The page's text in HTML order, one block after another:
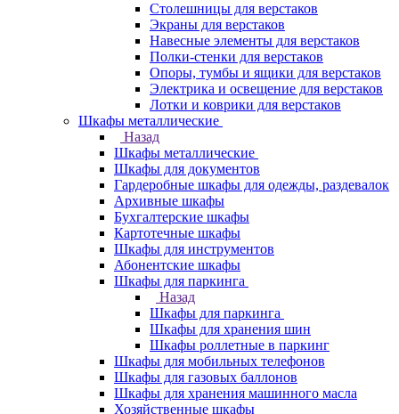
Столешницы для верстаков
Экраны для верстаков
Навесные элементы для верстаков
Полки-стенки для верстаков
Опоры, тумбы и ящики для верстаков
Электрика и освещение для верстаков
Лотки и коврики для верстаков
Шкафы металлические
Назад
Шкафы металлические
Шкафы для документов
Гардеробные шкафы для одежды, раздевалок
Архивные шкафы
Бухгалтерские шкафы
Картотечные шкафы
Шкафы для инструментов
Абонентские шкафы
Шкафы для паркинга
Назад
Шкафы для паркинга
Шкафы для хранения шин
Шкафы роллетные в паркинг
Шкафы для мобильных телефонов
Шкафы для газовых баллонов
Шкафы для хранения машинного масла
Хозяйственные шкафы